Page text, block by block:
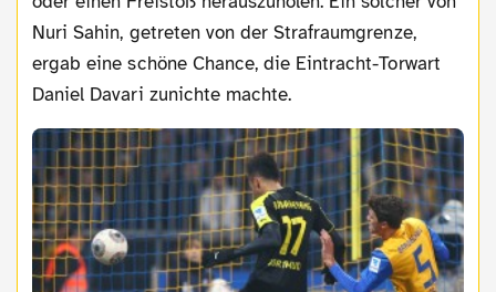
Nuri Sahin, getreten von der Strafraumgrenze,
ergab eine schöne Chance, die Eintracht-Torwart
Daniel Davari zunichte machte.